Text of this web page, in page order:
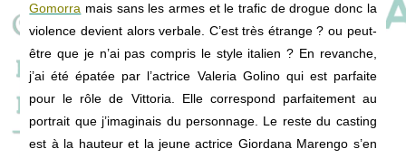
Gomorra mais sans les armes et le trafic de drogue donc la
violence devient alors verbale. C’est très étrange ? ou peut-
être que je n’ai pas compris le style italien ? En revanche,
j’ai été épatée par l’actrice Valeria Golino qui est parfaite
pour le rôle de Vittoria. Elle correspond parfaitement au
portrait que j’imaginais du personnage. Le reste du casting
est à la hauteur et la jeune actrice Giordana Marengo s’en